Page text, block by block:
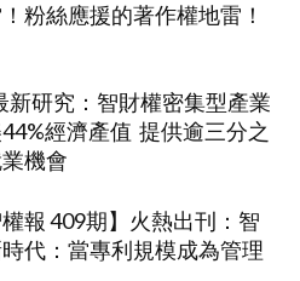
粉絲應援的著作權地雷！
新研究：智財權密集型產業
經濟產值 提供逾三分之
機會
權報 409期】火熱出刊：智
代：當專利規模成為管理